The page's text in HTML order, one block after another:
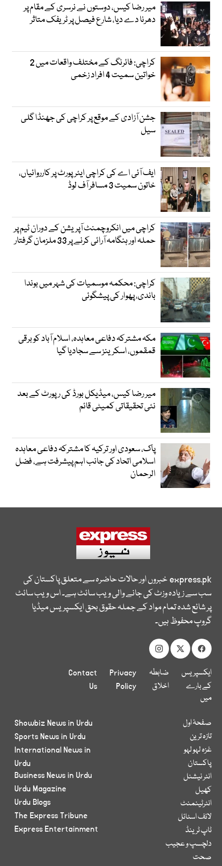
میر رضا کیس، دوستوں نے نرسری کے مقام پر
دھرنا دے دیا، شارع فیصل پر ٹریفک متاثر
کراچی: فائرنگ کے مختلف واقعات میں 2
خواتین سمیت 4 افراد زخمی
جشن آزادی کے موقع پر کراچی کی جھنڈا گلی
سیل
ایف آئی اے کی کراچی ایئرپورٹ پر کارروائیاں،
خاتون سمیت 3 مسافر آف لوڈ
کراچی میں انکروچمنٹ آپریشن کے دوران ٹیم پر
حملہ اور ہنگامہ آرائی کرنے پر 33 ملزمان گرفتار
کراچی: محکمہ موسمیات کی شہر میں بوندا
باندی، پھوار کی پیشگوئی
مکہ مشترکہ دفاعی معاہدہ، اسلام آباد کو برقی
قمقموں، اسکرینز سے سجادیا گیا
میر رضا کیس، میڈیکل بورڈ کی رپورٹ کے بعد
نئی تحقیقاتی کمیٹی قائم
پاک، سعودی اور ترکیہ کا مشترکہ دفاعی معاہدہ
اسلامی اتحاد کی جانب اہم پیشرفت ہے، فضل
الرحمان
express.pkخبروں اور حالات حاضرہ سے متعلق پاکستان کی
سب سے زیادہ وزٹ کی جانے والی ویب سائٹ ہے۔ اس ویب سائٹ
پر شائع شدہ تمام مواد کے جملہ حقوق بحق ایکسپریس میڈیا
گروپ محفوظ ہیں۔
ایکسپریس
کے بارے
میں
ضابطہ
اخلاق
Privacy
Policy
Contact
Us
صفحۂ اول
تازہ ترین
غزہ لہو لہو
پاکستان
انٹر نیشنل
کھیل
انٹرٹینمنٹ
لائف اسٹائل
ٹاپ ٹرینڈ
دلچسپ و عجیب
صحت
Showbiz News in Urdu
Sports News in Urdu
International News in
Urdu
Business News in Urdu
Urdu Magazine
Urdu Blogs
The Express Tribune
Express Entertainment